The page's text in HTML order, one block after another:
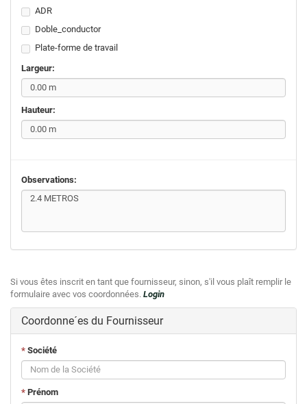
ADR
Doble_conductor
Plate-forme de travail
Largeur:
Hauteur:
Observations:
Si vous êtes inscrit en tant que fournisseur, sinon, s'il vous plaît remplir le
formulaire avec vos coordonnées. Login
Coordonne´es du Fournisseur
* Société
* Prénom